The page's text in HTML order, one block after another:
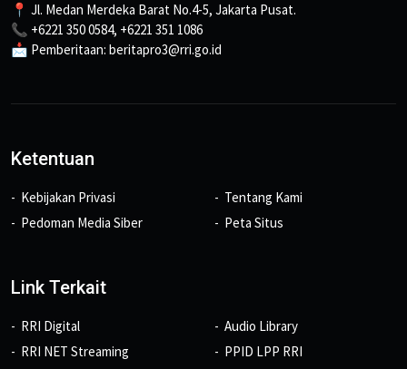
📍 Jl. Medan Merdeka Barat No.4-5, Jakarta Pusat.
📞 +6221 350 0584, +6221 351 1086
📩 Pemberitaan: beritapro3@rri.go.id
Ketentuan
Kebijakan Privasi
Pedoman Media Siber
Tentang Kami
Peta Situs
Link Terkait
RRI Digital
RRI NET Streaming
Audio Library
PPID LPP RRI